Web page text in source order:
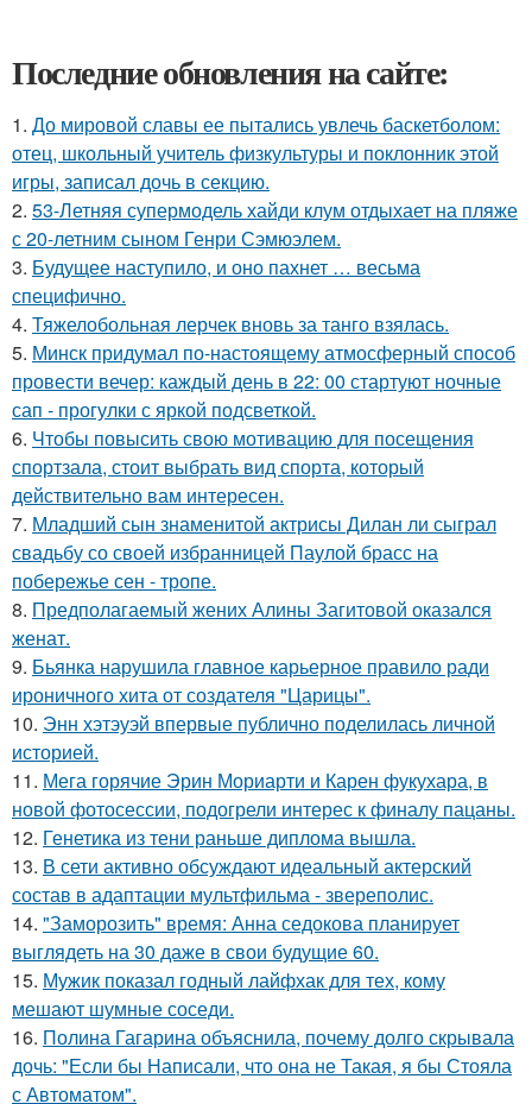
Последние обновления на сайте:
1. До мировой славы ее пытались увлечь баскетболом:
отец, школьный учитель физкультуры и поклонник этой
игры, записал дочь в секцию.
2. 53-Летняя супермодель хайди клум отдыхает на пляже
с 20-летним сыном Генри Сэмюэлем.
3. Будущее наступило, и оно пахнет … весьма
специфично.
4. Тяжелобольная лерчек вновь за танго взялась.
5. Минск придумал по-настоящему атмосферный способ
провести вечер: каждый день в 22: 00 стартуют ночные
сап - прогулки с яркой подсветкой.
6. Чтобы повысить свою мотивацию для посещения
спортзала, стоит выбрать вид спорта, который
действительно вам интересен.
7. Младший сын знаменитой актрисы Дилан ли сыграл
свадьбу со своей избранницей Паулой брасс на
побережье сен - тропе.
8. Предполагаемый жених Алины Загитовой оказался
женат.
9. Бьянка нарушила главное карьерное правило ради
ироничного хита от создателя "Царицы".
10. Энн хэтэуэй впервые публично поделилась личной
историей.
11. Мега горячие Эрин Мориарти и Карен фукухара, в
новой фотосессии, подогрели интерес к финалу пацаны.
12. Генетика из тени раньше диплома вышла.
13. В сети активно обсуждают идеальный актерский
состав в адаптации мультфильма - звереполис.
14. "Заморозить" время: Анна седокова планирует
выглядеть на 30 даже в свои будущие 60.
15. Мужик показал годный лайфхак для тех, кому
мешают шумные соседи.
16. Полина Гагарина объяснила, почему долго скрывала
дочь: "Если бы Написали, что она не Такая, я бы Стояла
с Автоматом".